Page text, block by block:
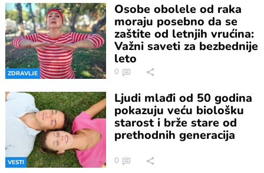
ZDRAVLJE
Osobe obolele od raka
moraju posebno da se
zaštite od letnjih vrućina:
Važni saveti za bezbednije
leto
0
VESTI
Ljudi mlađi od 50 godina
pokazuju veću biološku
starost i brže stare od
prethodnih generacija
0